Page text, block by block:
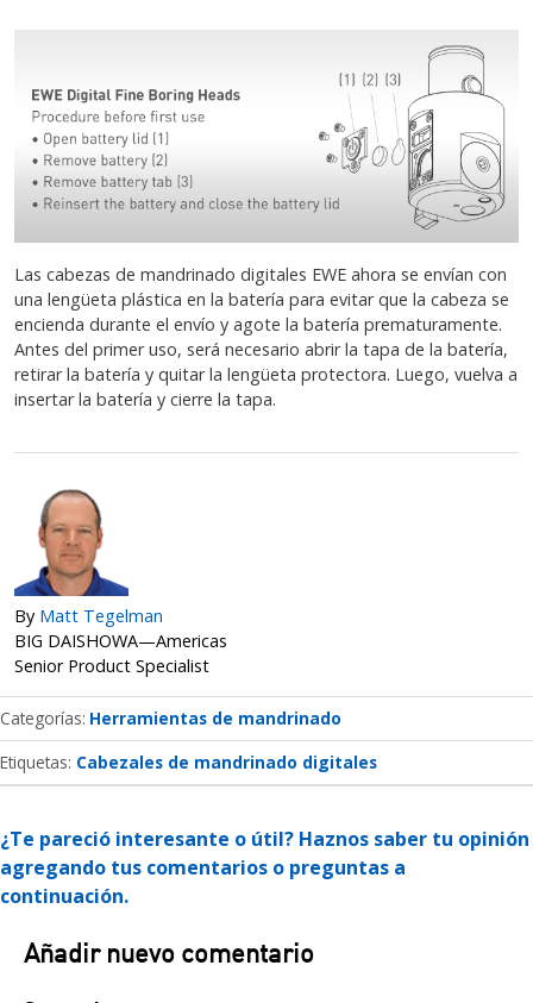
Las cabezas de mandrinado digitales EWE ahora se envían con
una lengüeta plástica en la batería para evitar que la cabeza se
encienda durante el envío y agote la batería prematuramente.
Antes del primer uso, será necesario abrir la tapa de la batería,
retirar la batería y quitar la lengüeta protectora. Luego, vuelva a
insertar la batería y cierre la tapa.
By Matt Tegelman
BIG DAISHOWA—Americas
Senior Product Specialist
Categorías Herramientas de mandrinado
Etiquetas: Cabezales de mandrinado digitales
¿Te pareció interesante o útil? Haznos saber tu opinión
agregando tus comentarios o preguntas a
continuación.
Añadir nuevo comentario